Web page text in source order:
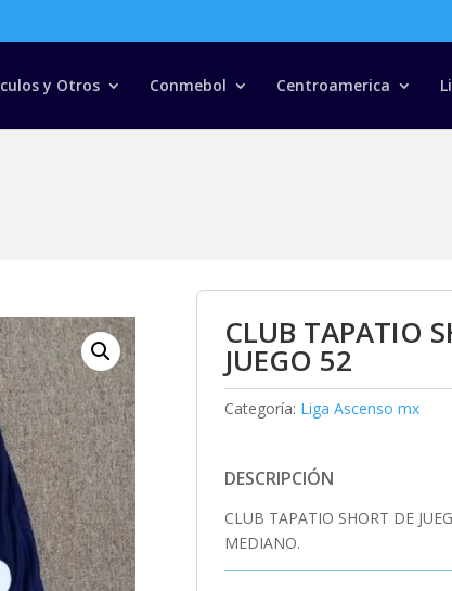
y Otros Conmebol Centroamerica
Búsqueda
productos
CLUB TAPATIO
JUEGO 52
Categoría: Liga Ascenso mx
DESCRIPCIÓN
CLUB TAPATIO SHORT DE
MEDIANO.